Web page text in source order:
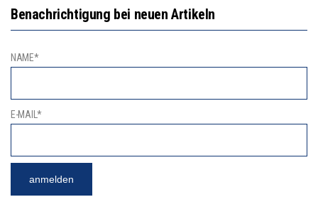
Benachrichtigung bei neuen Artikeln
NAME*
E-MAIL*